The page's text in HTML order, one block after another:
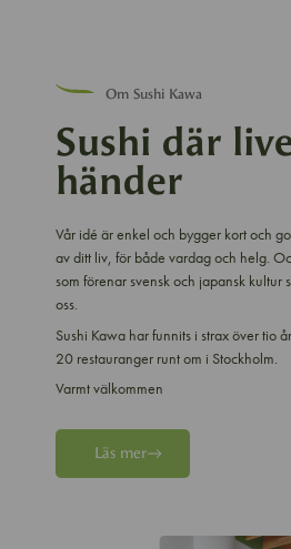
Om Sushi Kawa
Sushi där
händer
Vår idé är enkel och bygger kort och
av ditt liv, för både vardag och helg.
som förenar svensk och japansk kultur
oss.
Sushi Kawa har funnits i strax över tio
20 restauranger runt om i Stockholm.
Varmt välkommen
Läs mer